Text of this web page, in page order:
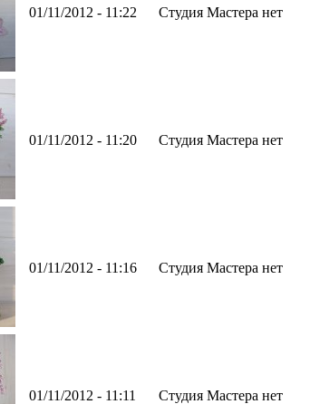
01/11/2012 - 11:22 Студия Мастера нет
01/11/2012 - 11:20 Студия Мастера нет
01/11/2012 - 11:16 Студия Мастера нет
01/11/2012 - 11:11 Студия Мастера нет